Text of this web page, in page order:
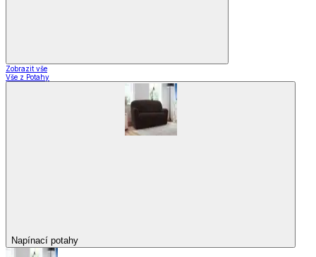
Zobrazit vše
Vše z Potahy
Napínací potahy